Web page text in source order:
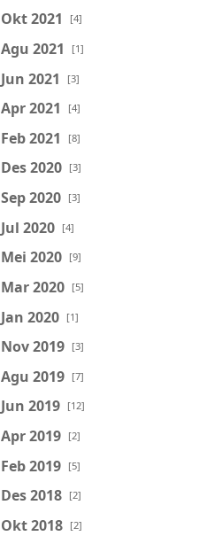
Okt 2021 [4]
Agu 2021 [1]
Jun 2021 [3]
Apr 2021 [4]
Feb 2021 [8]
Des 2020 [3]
Sep 2020 [3]
Jul 2020 [4]
Mei 2020 [9]
Mar 2020 [5]
Jan 2020 [1]
Nov 2019 [3]
Agu 2019 [7]
Jun 2019 [12]
Apr 2019 [2]
Feb 2019 [5]
Des 2018 [2]
Okt 2018 [2]